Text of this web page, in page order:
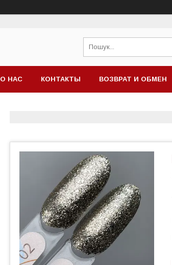
О НАС КОНТАКТЫ ВОЗВРАТ И ОБМЕН